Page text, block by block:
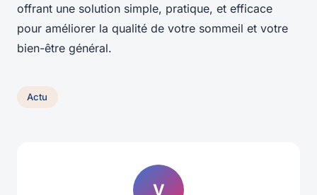
offrant une solution simple, pratique, et efficace
pour améliorer la qualité de votre sommeil et votre
bien-être général.
Actu
V